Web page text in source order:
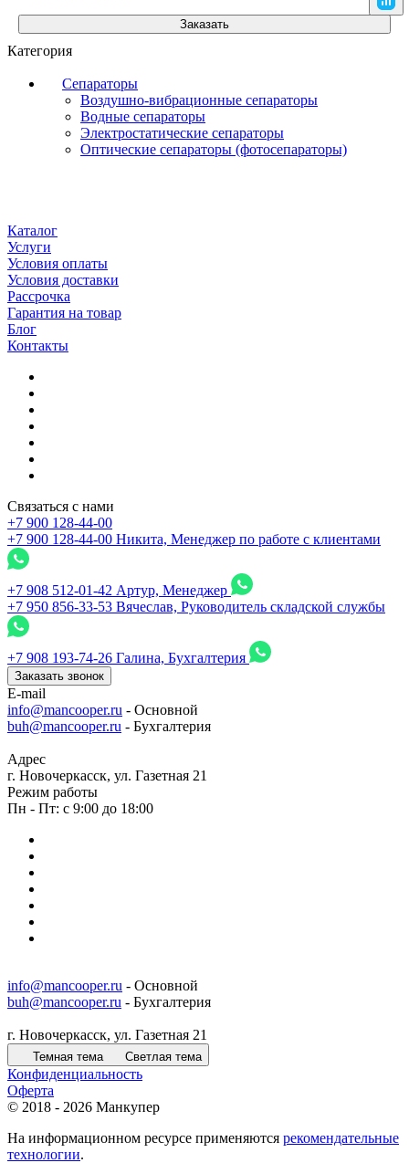
Заказать
Категория
Сепараторы
Воздушно-вибрационные сепараторы
Водные сепараторы
Электростатические сепараторы
Оптические сепараторы (фотосепараторы)
Каталог
Услуги
Условия оплаты
Условия доставки
Рассрочка
Гарантия на товар
Блог
Контакты
Связаться с нами
+7 900 128-44-00
+7 900 128-44-00 Никита, Менеджер по работе с клиентами
+7 908 512-01-42 Артур, Менеджер
+7 950 856-33-53 Вячеслав, Руководитель складской службы
+7 908 193-74-26 Галина, Бухгалтерия
Заказать звонок
E-mail
info@mancooper.ru - Основной
buh@mancooper.ru - Бухгалтерия
Адрес
г. Новочеркасск, ул. Газетная 21
Режим работы
Пн - Пт: с 9:00 до 18:00
info@mancooper.ru - Основной
buh@mancooper.ru - Бухгалтерия
г. Новочеркасск, ул. Газетная 21
Темная тема Светлая тема
Конфиденциальность
Оферта
© 2018 - 2026 Манкупер
На информационном ресурсе применяются рекомендательные
технологии.